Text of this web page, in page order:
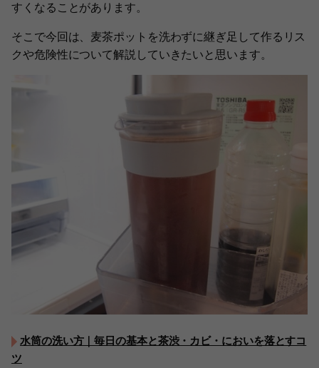
すくなることがあります。
そこで今回は、麦茶ポットを洗わずに継ぎ足して作るリス
クや危険性について解説していきたいと思います。
水筒の洗い方｜毎日の基本と茶渋・カビ・においを落とすコ
ツ